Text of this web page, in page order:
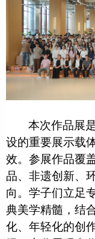
本次作品展
设的重要展示载
效。参展作品覆
品、非遗创新、
向。学子们立足
典美学精髓，结
化、年轻化的创